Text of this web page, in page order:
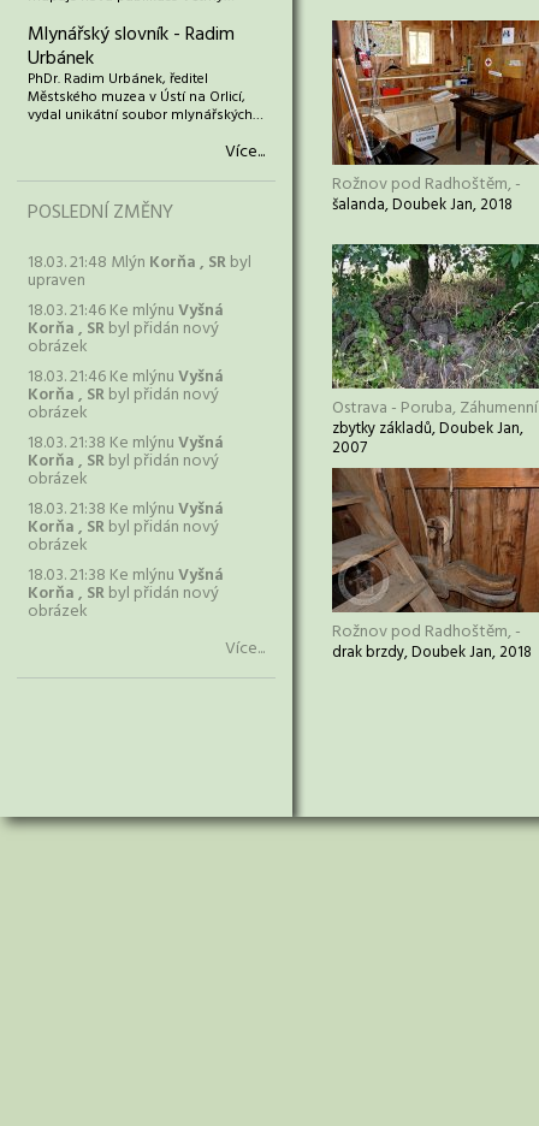
Mlynářský slovník - Radim
Urbánek
PhDr. Radim Urbánek, ředitel
Městského muzea v Ústí na Orlicí,
vydal unikátní soubor mlynářských…
Více...
POSLEDNÍ ZMĚNY
18.03. 21:48 Mlýn Korňa , SRbyl
upraven
18.03. 21:46 Ke mlýnuVyšná
Korňa , SRbyl přidán nový
obrázek
18.03. 21:46 Ke mlýnuVyšná
Korňa , SRbyl přidán nový
obrázek
18.03. 21:38 Ke mlýnuVyšná
Korňa , SRbyl přidán nový
obrázek
18.03. 21:38 Ke mlýnuVyšná
Korňa , SRbyl přidán nový
obrázek
18.03. 21:38 Ke mlýnuVyšná
Korňa , SRbyl přidán nový
obrázek
Více...
Rožnov pod Radhoštěm, -
šalanda, Doubek Jan, 2018
Ostrava - Poruba, Záhumenní
zbytky základů, Doubek Jan,
2007
Rožnov pod Radhoštěm, -
drak brzdy, Doubek Jan, 2018